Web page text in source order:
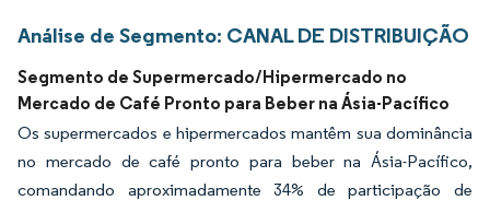
Análise de Segmento: CANAL DE DISTRIBUIÇÃO
Segmento de Supermercado/Hipermercado no
Mercado de Café Pronto para Beber na Ásia-Pacífico
Os supermercados e hipermercados mantêm sua dominância
no mercado de café pronto para beber na Ásia-Pacífico,
comandando aproximadamente 34% de participação de